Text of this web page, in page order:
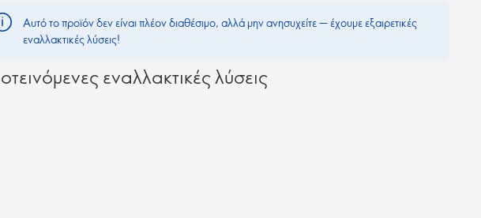
Αυτό το προϊόν δεν είναι πλέον διαθέσιμο, αλλά μην ανησυχείτε — έχουμε εξαιρετικές
εναλλακτικές λύσεις!
εναλλακτικές λύσεις